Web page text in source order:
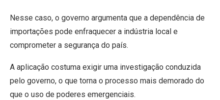
Nesse caso, o governo argumenta que a dependência de
importações pode enfraquecer a indústria local e
comprometer a segurança do país.
A aplicação costuma exigir uma investigação conduzida
pelo governo, o que torna o processo mais demorado do
que o uso de poderes emergenciais.